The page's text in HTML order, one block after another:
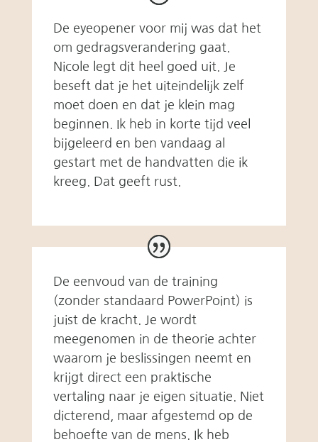
De eyeopener voor mij was dat het
om gedragsverandering gaat.
Nicole legt dit heel goed uit. Je
beseft dat je het uiteindelijk zelf
moet doen en dat je klein mag
beginnen. Ik heb in korte tijd veel
bijgeleerd en ben vandaag al
gestart met de handvatten die ik
kreeg. Dat geeft rust.
De eenvoud van de training
(zonder standaard PowerPoint) is
juist de kracht. Je wordt
meegenomen in de theorie achter
waarom je beslissingen neemt en
krijgt direct een praktische
vertaling naar je eigen situatie. Niet
dicterend, maar afgestemd op de
behoefte van de mens. Ik heb